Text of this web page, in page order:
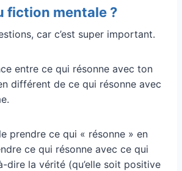
fiction mentale ?
car c’est super important.
entre ce qui résonne avec ton
différent de ce qui résonne avec
prendre ce qui « résonne » en
ce qui résonne avec ce qui
dire la vérité (qu’elle soit positive